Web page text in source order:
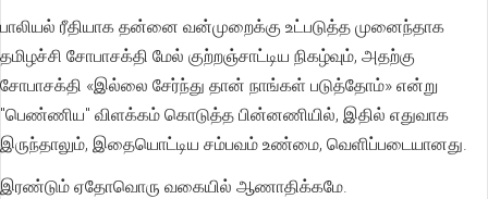
பாலியல் ரீதியாக தன்னை வன்முறைக்கு உட்படுத்த முனைந்தாக
தமிழச்சி சோபாசக்தி மேல் குற்றஞ்சாட்டிய நிகழ்வும், அதற்கு
சோபாசக்தி «இல்லை சேர்ந்து தான் நாங்கள் படுத்தோம்» என்று
"பெண்ணிய" விளக்கம் கொடுத்த பின்னணியில், இதில் எதுவாக
இருந்தாலும், இதையொட்டிய சம்பவம் உண்மை, வெளிப்படையானது.
இரண்டும் ஏதோவொரு வகையில் ஆணாதிக்கமே.